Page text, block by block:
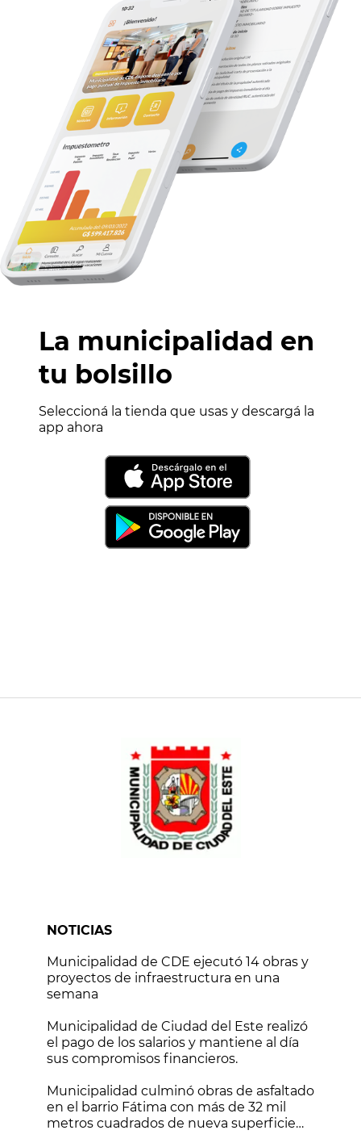
La municipalidad en
tu bolsillo
Seleccioná la tienda que usas y descargá la
app ahora
NOTICIAS
Municipalidad de CDE ejecutó 14 obras y
proyectos de infraestructura en una
semana
Municipalidad de Ciudad del Este realizó
el pago de los salarios y mantiene al día
sus compromisos financieros.
Municipalidad culminó obras de asfaltado
en el barrio Fátima con más de 32 mil
metros cuadrados de nueva superficie